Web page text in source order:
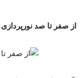
از صفر تا صد نورپردازی